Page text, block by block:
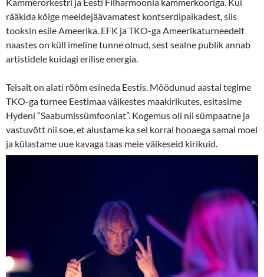
rääkida kõige meeldejäävamatest kontserdipaikadest, siis
tooksin esile Ameerika. EFK ja TKO-ga Ameerikaturneedelt
naastes on küll imeline tunne olnud, sest sealne publik annab
artistidele kuidagi erilise energia.
Teisalt on alati rõõm esineda Eestis. Möödunud aastal tegime
TKO-ga turnee Eestimaa väikestes maakirikutes, esitasime
Hydeni “Saabumissümfooniat”. Kogemus oli nii sümpaatne ja
vastuvõtt nii soe, et alustame ka sel korral hooaega samal moel
ja külastame uue kavaga taas meie väikeseid kirikuid.